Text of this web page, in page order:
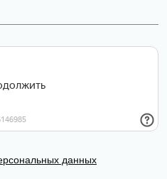
данных